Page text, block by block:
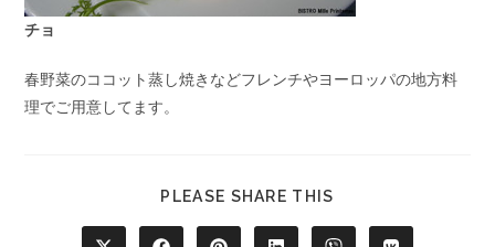
チョ
春野菜のココット蒸し焼きなどフレンチやヨーロッパの地方料
理でご用意してます。
PLEASE SHARE THIS